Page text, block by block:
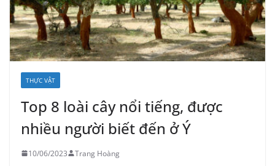
THỰC VẬT
Top 8 loài cây nổi tiếng, được
nhiều người biết đến ở Ý
10/06/2023 Trang Hoàng